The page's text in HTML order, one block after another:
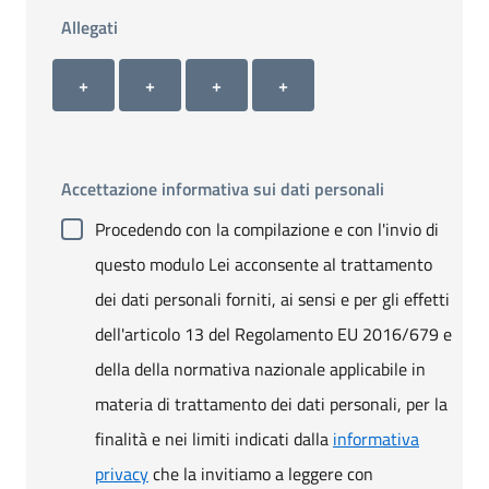
Allegati
Allegato 1
+
Allegato 2
+
Allegato 3
+
Allegato 4
+
Accettazione informativa sui dati personali
Procedendo con la compilazione e con l'invio di
questo modulo Lei acconsente al trattamento
dei dati personali forniti, ai sensi e per gli effetti
dell'articolo 13 del Regolamento EU 2016/679 e
della della normativa nazionale applicabile in
materia di trattamento dei dati personali, per la
finalità e nei limiti indicati dalla informativa
privacyche la invitiamo a leggere con